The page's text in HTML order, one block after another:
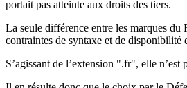
portait pas atteinte aux droits des tiers.
La seule différence entre les marques
contraintes de syntaxe et de disponibilité
S’agissant de l’extension ".fr", elle